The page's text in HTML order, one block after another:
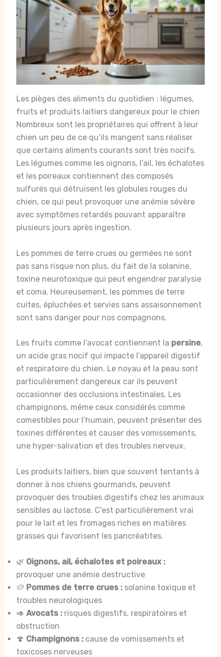
Les pièges des aliments du quotidien : légumes,
fruits et produits laitiers dangereux pour le chien
Nombreux sont les propriétaires qui offrent à leur
chien un peu de ce qu’ils mangent sans réaliser
que certains aliments courants sont très nocifs.
Les légumes comme les oignons, l’ail, les échalotes
et les poireaux contiennent des composés
sulfurés qui détruisent les globules rouges du
chien, ce qui peut provoquer une anémie sévère
avec symptômes retardés pouvant apparaître
plusieurs jours après ingestion.
Les pommes de terre crues ou germées ne sont
pas sans risque non plus, du fait de la solanine,
toxine neurotoxique qui peut engendrer paralysie
et coma. Heureusement, les pommes de terre
cuites, épluchées et servies sans assaisonnement
sont sans danger pour nos compagnons.
Les fruits comme l’avocat contiennent la persine,
un acide gras nocif qui impacte l’appareil digestif
et respiratoire du chien. Le noyau et la peau sont
particulièrement dangereux car ils peuvent
occasionner des occlusions intestinales. Les
champignons, même ceux considérés comme
comestibles pour l’humain, peuvent présenter des
toxines différentes et causer des vomissements,
une hyper-salivation et des troubles nerveux.
Les produits laitiers, bien que souvent tentants à
donner à nos chiens gourmands, peuvent
provoquer des troubles digestifs chez les animaux
sensibles au lactose. C’est particulièrement vrai
pour le lait et les fromages riches en matières
grasses qui favorisent les pancréatites.
🌿 Oignons, ail, échalotes et poireaux :
provoquer une anémie destructive
🥔 Pommes de terre crues :solanine toxique et
troubles neurologiques
🥑 Avocats :risques digestifs, respiratoires et
obstruction
🍄 Champignons :cause de vomissements et
toxicoses nerveuses